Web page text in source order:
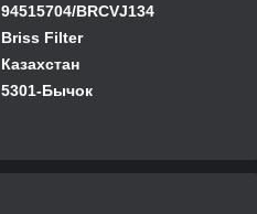
94515704/BRCVJ134
Briss Filter
Казахстан
5301-Бычок